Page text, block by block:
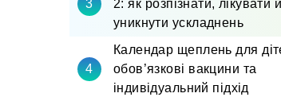
2: як розпізнати, лікувати й
уникнути ускладнень
Календар щеплень для
обов’язкові вакцини та
індивідуальний підхід